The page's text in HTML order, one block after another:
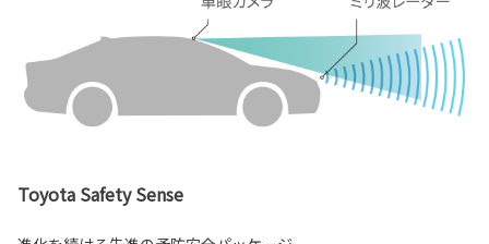
Toyota Safety Sense